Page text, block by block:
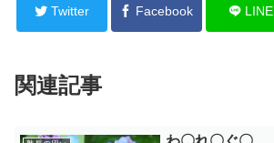
Twitter Facebook LINE
関連記事